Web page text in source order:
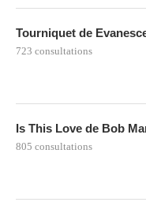
Tourniquet de
723 consultations
Is This Love de Bob
805 consultations